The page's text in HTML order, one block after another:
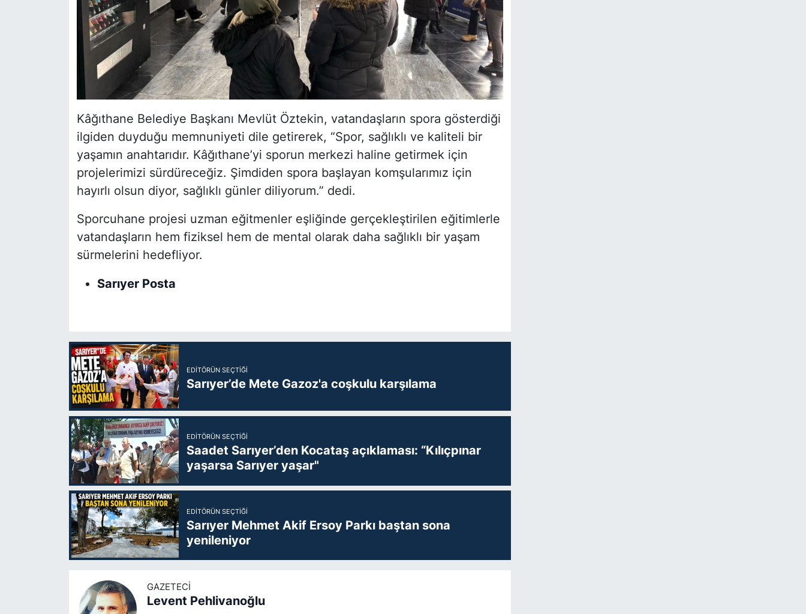
Kâğıthane Belediye Başkanı Mevlüt Öztekin, vatandaşların spora gösterdiği
ilgiden duyduğu memnuniyeti dile getirerek, “Spor, sağlıklı ve kaliteli bir
yaşamın anahtarıdır. Kâğıthane’yi sporun merkezi haline getirmek için
projelerimizi sürdüreceğiz. Şimdiden spora başlayan komşularımız için
hayırlı olsun diyor, sağlıklı günler diliyorum.” dedi.
Sporcuhane projesi uzman eğitmenler eşliğinde gerçekleştirilen eğitimlerle
vatandaşların hem fiziksel hem de mental olarak daha sağlıklı bir yaşam
sürmelerini hedefliyor.
Sarıyer Posta
EDITÖRÜN SEÇTIĞI
Sarıyer’de Mete Gazoz'a coşkulu karşılama
EDITÖRÜN SEÇTIĞI
Saadet Sarıyer’den Kocataş açıklaması: “Kılıçpınar
yaşarsa Sarıyer yaşar"
EDITÖRÜN SEÇTIĞI
Sarıyer Mehmet Akif Ersoy Parkı baştan sona
yenileniyor
GAZETECI
Levent Pehlivanoğlu